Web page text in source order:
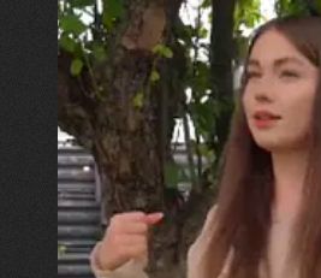
30.07.2026
Калина, Дарина та Віра